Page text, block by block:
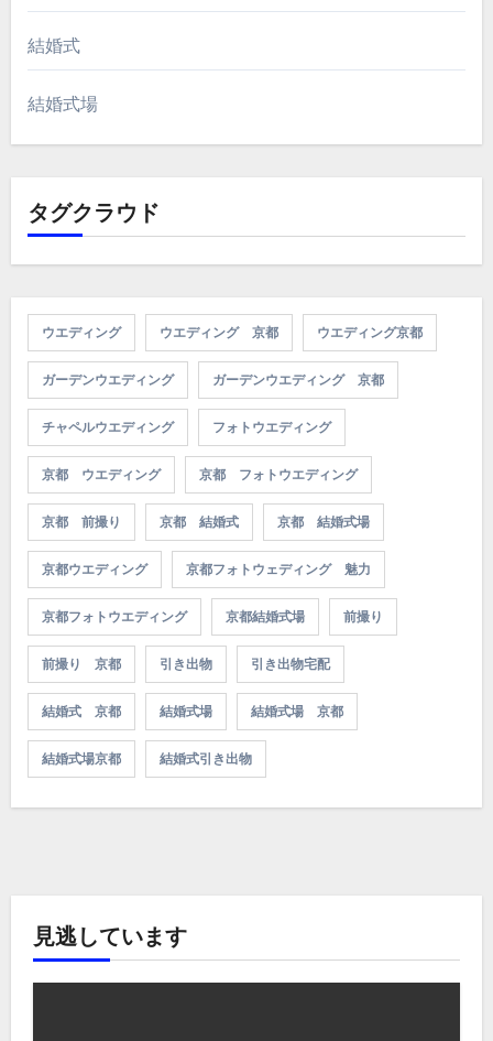
結婚式
結婚式場
タグクラウド
ウエディング ウエディング 京都 ウエディング京都
ガーデンウエディング ガーデンウエディング 京都
チャペルウエディング フォトウエディング
京都 ウエディング 京都 フォトウエディング
京都 前撮り 京都 結婚式 京都 結婚式場
京都ウエディング 京都フォトウェディング 魅力
京都フォトウエディング 京都結婚式場 前撮り
前撮り 京都 引き出物 引き出物宅配
結婚式 京都 結婚式場 結婚式場 京都
結婚式場京都 結婚式引き出物
見逃しています